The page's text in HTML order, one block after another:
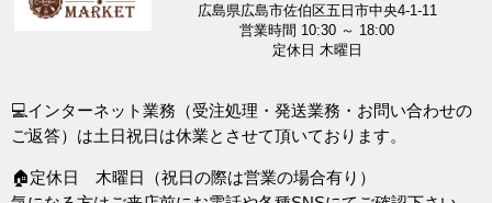
広島県広島市佐伯区五日市中央4-1-11
営業時間 10:30 ～ 18:00
定休日 木曜日
💻インターネット業務（受注処理・発送業務・お問い合わせの
ご返答）は土日祝日は休業とさせて頂いております。
🏠定休日 木曜日（祝日の際は営業の場合有り）